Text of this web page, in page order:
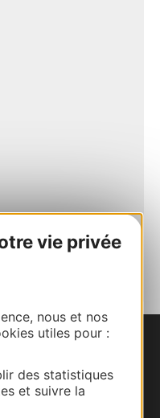
vie privée
nous et nos
utiles pour :
des statistiques
et suivre la